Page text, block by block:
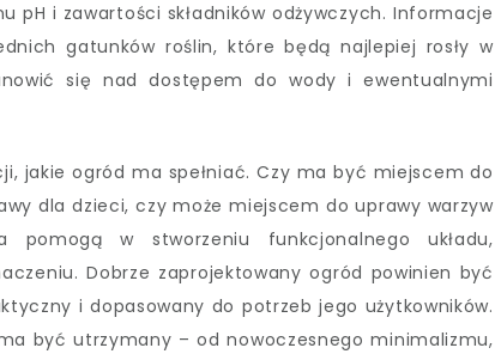
pH i zawartości składników odżywczych. Informacje
gatunków roślin, które będą najlepiej rosły w
się nad dostępem do wody i ewentualnymi
jakie ogród ma spełniać. Czy ma być miejscem do
dla dzieci, czy może miejscem do uprawy warzyw
w stworzeniu funkcjonalnego układu,
Dobrze zaprojektowany ogród powinien być
i dopasowany do potrzeb jego użytkowników.
być utrzymany – od nowoczesnego minimalizmu,